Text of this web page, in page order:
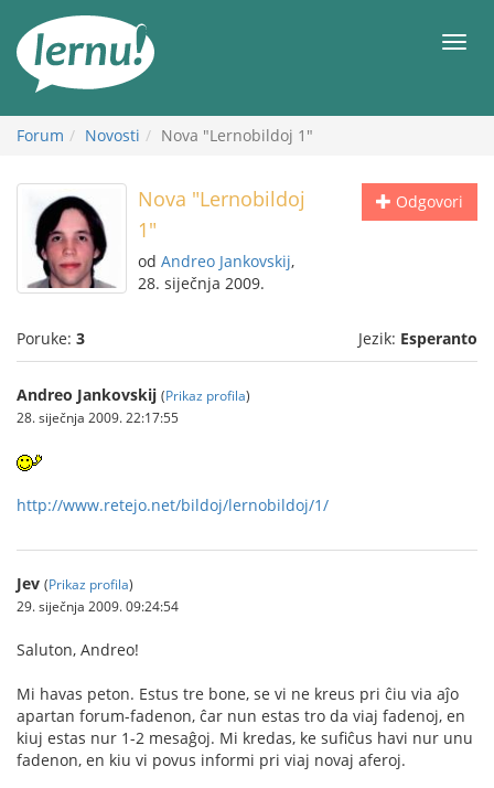
Meni
Forum Novosti Nova "Lernobildoj 1"
Odgovori
Nova "Lernobildoj
1"
od Andreo Jankovskij,
28. siječnja 2009.
Poruke: 3 Jezik: Esperanto
Andreo Jankovskij (Prikaz profila)
28. siječnja 2009. 22:17:55
http://www.retejo.net/bildoj/lernobildoj/1/
Jev (Prikaz profila)
29. siječnja 2009. 09:24:54
Saluton, Andreo!
Mi havas peton. Estus tre bone, se vi ne kreus pri ĉiu via aĵo
apartan forum-fadenon, ĉar nun estas tro da viaj fadenoj, en
kiuj estas nur 1-2 mesaĝoj. Mi kredas, ke sufiĉus havi nur unu
fadenon, en kiu vi povus informi pri viaj novaj aferoj.